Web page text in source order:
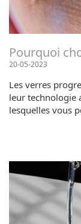
Pourquoi
20-05-2023
Les verres
leur technologie
lesquelles vous